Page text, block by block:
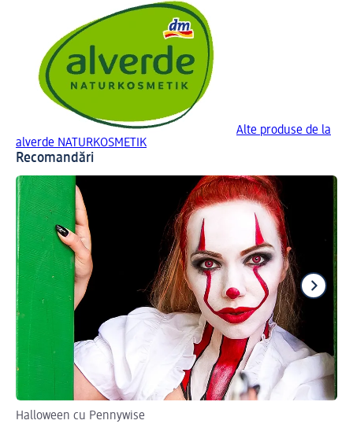
Alte produse de la
alverde NATURKOSMETIK
Recomandări
Halloween cu Pennywise